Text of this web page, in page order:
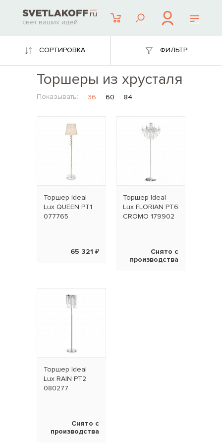
свет ваших идей
СОРТИРОВКА ФИЛЬТР
Торшеры из хрусталя
Показывать: 36 60 84
Торшер Ideal
Lux QUEEN PT1
077765
65 321 ₽
Торшер Ideal
Lux FLORIAN PT6
CROMO 179902
Снято с
производства
Торшер Ideal
Lux RAIN PT2
080277
Снято с
производства